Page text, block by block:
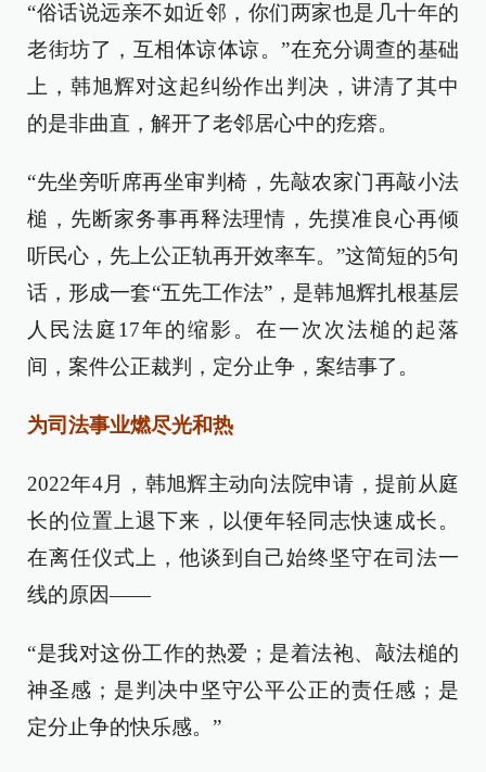
“俗话说远亲不如近邻，你们两家也是几十年的
老街坊了，互相体谅体谅。”在充分调查的基础
上，韩旭辉对这起纠纷作出判决，讲清了其中
的是非曲直，解开了老邻居心中的疙瘩。
“先坐旁听席再坐审判椅，先敲农家门再敲小法
槌，先断家务事再释法理情，先摸准良心再倾
听民心，先上公正轨再开效率车。”这简短的5句
话，形成一套“五先工作法”，是韩旭辉扎根基层
人民法庭17年的缩影。在一次次法槌的起落
间，案件公正裁判，定分止争，案结事了。
为司法事业燃尽光和热
2022年4月，韩旭辉主动向法院申请，提前从庭
长的位置上退下来，以便年轻同志快速成长。
在离任仪式上，他谈到自己始终坚守在司法一
线的原因——
“是我对这份工作的热爱；是着法袍、敲法槌的
神圣感；是判决中坚守公平公正的责任感；是
定分止争的快乐感。”